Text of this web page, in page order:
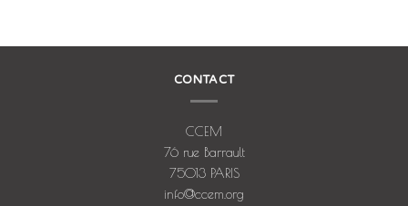
CONTACT
CCEM
76 rue Barrault
75013 PARIS
info@ccem.org